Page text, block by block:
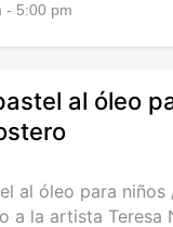
- 5:00 pm
al óleo
al óleo para niños
a la artista Teresa